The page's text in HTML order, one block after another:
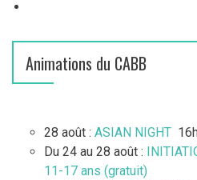
Animations du CABB
28 août : ASIAN NIGHT
Du 24 au 28 août :
11-17 ans (gratuit)